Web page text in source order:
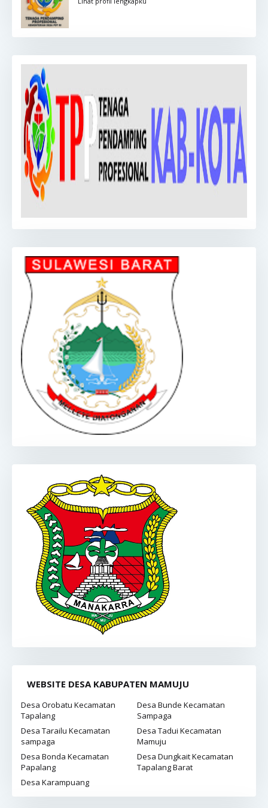
WEBSITE DESA KABUPATEN MAMUJU
Desa Orobatu Kecamatan
Tapalang
Desa Bunde Kecamatan
Sampaga
Desa Tarailu Kecamatan
sampaga
Desa Tadui Kecamatan
Mamuju
Desa Bonda Kecamatan
Papalang
Desa Dungkait Kecamatan
Tapalang Barat
Desa Karampuang